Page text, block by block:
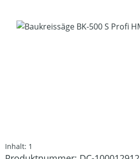
Bildergalerie überspringen
Inhalt: 1